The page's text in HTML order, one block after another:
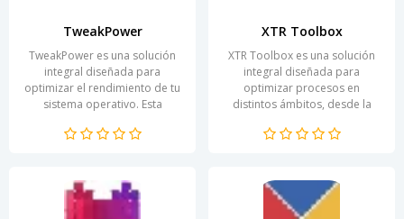
TweakPower
TweakPower es una solución
integral diseñada para
optimizar el rendimiento de tu
sistema operativo. Esta
personalizar, ajustar y...
XTR Toolbox
XTR Toolbox es una solución
integral diseñada para
optimizar procesos en
distintos ámbitos, desde la
análisis de datos. Esta...